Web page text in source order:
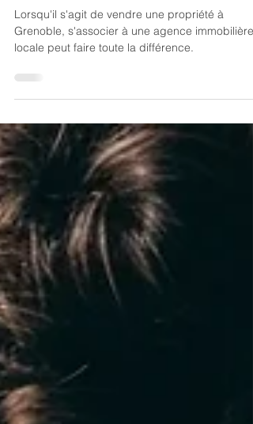
pour vendre rapidement ?
Lorsqu'il s'agit de vendre une propriété à
locale peut faire toute la différence.